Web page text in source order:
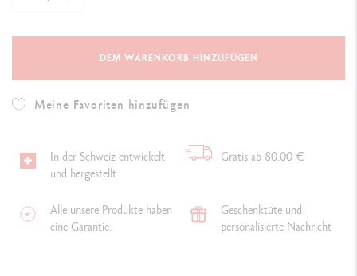
DEM WARENKORB HINZUFÜGEN
Meine Favoriten hinzufügen
In der Schweiz entwickelt
und hergestellt
Gratis ab 80.00 €
Alle unsere Produkte haben
eine Garantie.
Geschenktüte und
personalisierte Nachricht